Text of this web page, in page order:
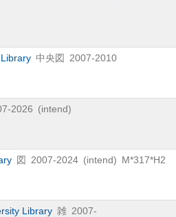
中央図 2007-2010
2026 (intend)
図 2007-2024 (intend) M*317*H2
Library 雑 2007-